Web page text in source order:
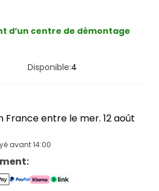
d’un centre de démontage
Disponible:4
France entre le mer. 12 août
avant 14:00
: